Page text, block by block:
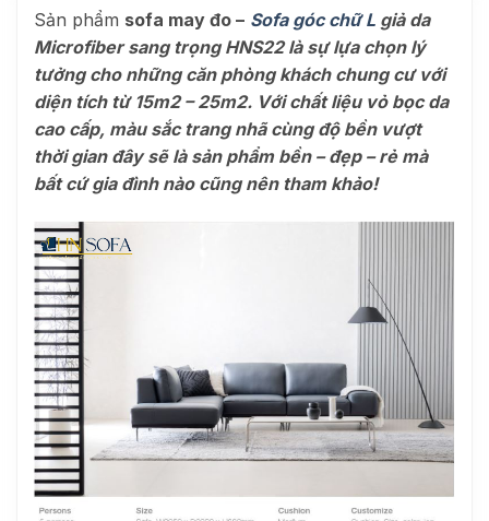
Sản phẩm sofa may đo – Sofa góc chữ L giả da
Microfiber sang trọng HNS22 là sự lựa chọn lý
tưởng cho những căn phòng khách chung cư với
diện tích từ 15m2 – 25m2. Với chất liệu vỏ bọc da
cao cấp, màu sắc trang nhã cùng độ bền vượt
thời gian đây sẽ là sản phẩm bền – đẹp – rẻ mà
bất cứ gia đình nào cũng nên tham khảo!